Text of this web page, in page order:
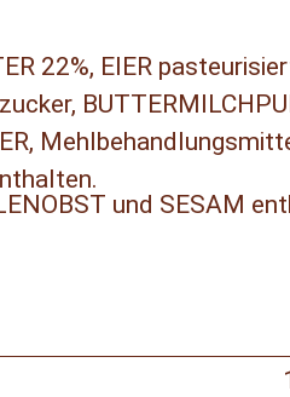
22%, EIER
und SESAM